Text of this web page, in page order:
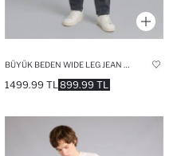
899.99 TL
1499.99 TL